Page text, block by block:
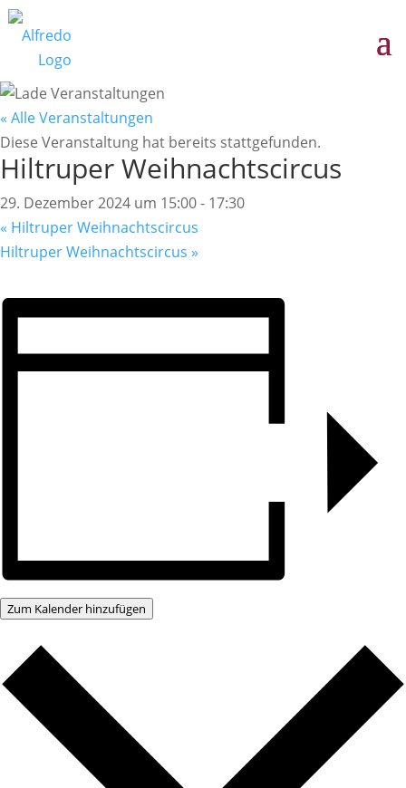
« Alle Veranstaltungen
Diese Veranstaltung hat bereits stattgefunden.
Hiltruper Weihnachtscircus
29. Dezember 2024 um 15:00- 17:30
« Hiltruper Weihnachtscircus
Hiltruper Weihnachtscircus »
Zum Kalender hinzufügen